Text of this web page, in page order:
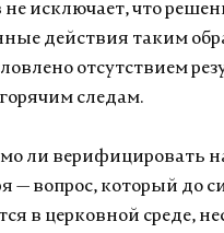
исключает, что
действия таким
отсутствием
следам.
ли верифицировать
— вопрос, который до
в церковной среде,